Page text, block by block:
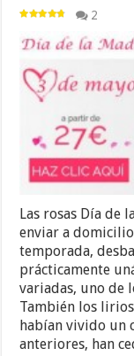
2
Las rosas Día de
enviar a
temporada,
prácticamente
variadas, uno de
También los
habían vivido un
anteriores, han